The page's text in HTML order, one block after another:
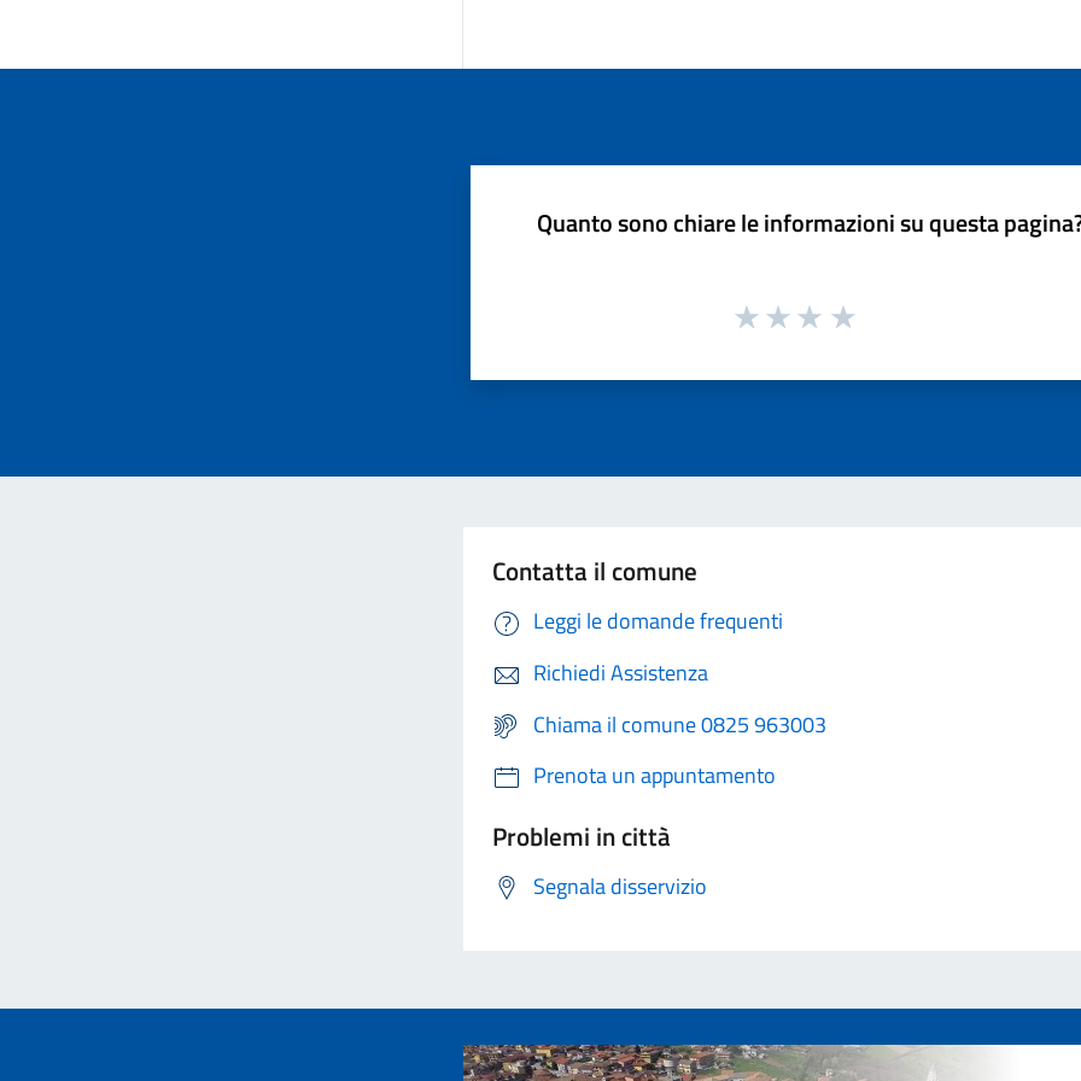
Quanto sono chiare le informazioni su questa
Contatta il comune
Leggi le domande frequenti
Richiedi Assistenza
Chiama il comune 0825 963003
Prenota un appuntamento
Problemi in città
Segnala disservizio